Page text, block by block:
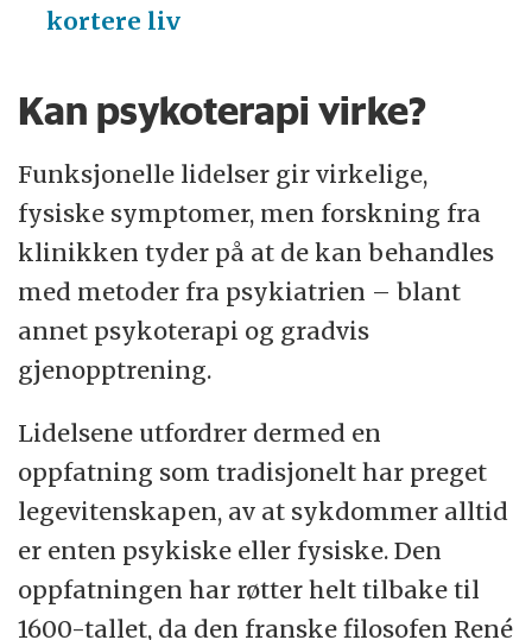
kortere liv
Kan psykoterapi virke?
Funksjonelle lidelser gir virkelige,
fysiske symptomer, men forskning fra
klinikken tyder på at de kan behandles
med metoder fra psykiatrien – blant
annet psykoterapi og gradvis
gjenopptrening.
Lidelsene utfordrer dermed en
oppfatning som tradisjonelt har preget
legevitenskapen, av at sykdommer alltid
er enten psykiske eller fysiske. Den
oppfatningen har røtter helt tilbake til
1600-tallet, da den franske filosofen René